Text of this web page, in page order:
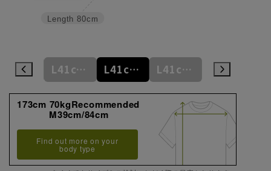
Length 80cm
L41cm/78cm L41cm/80cm L41cm/82cm L41cm/84cm
173cm 70kgRecommended
M39cm/84cm
Find out more on your
body type